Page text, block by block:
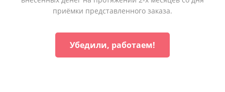
приёмки представленного заказа.
Убедили, работаем!